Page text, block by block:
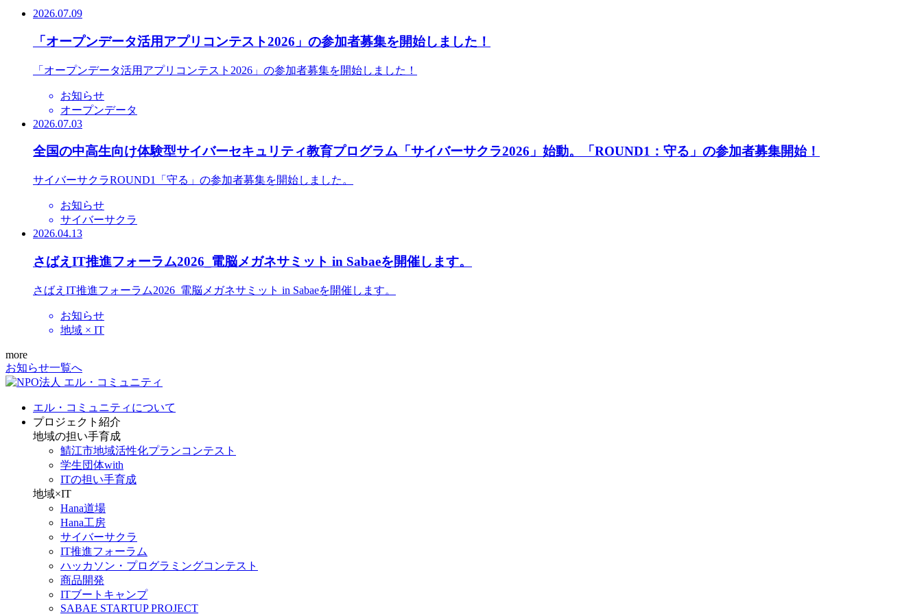
2026.07.09
「オープンデータ活用アプリコンテスト2026」の参加者募集を開始しました！
「オープンデータ活用アプリコンテスト2026」の参加者募集を開始しました！
お知らせ
オープンデータ
2026.07.03
全国の中高生向け体験型サイバーセキュリティ教育プログラム「サイバーサクラ2026」始動。「ROUND1：守る」の参加者募集開始！
サイバーサクラROUND1「守る」の参加者募集を開始しました。
お知らせ
サイバーサクラ
2026.04.13
さばえIT推進フォーラム2026_電脳メガネサミット in Sabaeを開催します。
さばえIT推進フォーラム2026_電脳メガネサミット in Sabaeを開催します。
お知らせ
地域 × IT
more
お知らせ一覧へ
エル・コミュニティについて
プロジェクト紹介
地域の担い手育成
鯖江市地域活性化プランコンテスト
学生団体with
ITの担い手育成
地域×IT
Hana道場
Hana工房
サイバーサクラ
IT推進フォーラム
ハッカソン・プログラミングコンテスト
商品開発
ITブートキャンプ
SABAE STARTUP PROJECT